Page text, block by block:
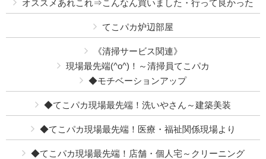
オススメあれこれ⇒こんなん買いました・行って良かった
てこパカ炉辺部屋
《清掃サービス関連》
現場最先端(^o^)！～清掃員てこパカ
◆モチベーションアップ
◆てこパカ現場最先端！洗いやさん～建築美装
◆てこパカ現場最先端！医療・福祉関係現場より
◆てこパカ現場最先端！店舗・個人宅～クリーニング